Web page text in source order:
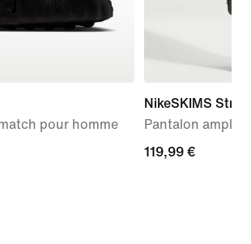
pour homme
NikeSKIMS
Pantalon ample
119,99 €
119,99 €